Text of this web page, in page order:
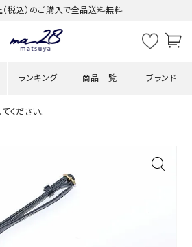
税込）のご購入で全品送料無料
ランキング 商品一覧 ブランド
てください。